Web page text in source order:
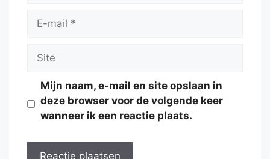
Site
Mijn naam, e-mail en site opslaan in
deze browser voor de volgende keer
wanneer ik een reactie plaats.